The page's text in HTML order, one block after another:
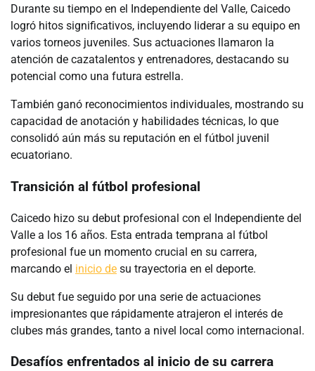
Durante su tiempo en el Independiente del Valle, Caicedo
logró hitos significativos, incluyendo liderar a su equipo en
varios torneos juveniles. Sus actuaciones llamaron la
atención de cazatalentos y entrenadores, destacando su
potencial como una futura estrella.
También ganó reconocimientos individuales, mostrando su
capacidad de anotación y habilidades técnicas, lo que
consolidó aún más su reputación en el fútbol juvenil
ecuatoriano.
Transición al fútbol profesional
Caicedo hizo su debut profesional con el Independiente del
Valle a los 16 años. Esta entrada temprana al fútbol
profesional fue un momento crucial en su carrera,
marcando el inicio de su trayectoria en el deporte.
Su debut fue seguido por una serie de actuaciones
impresionantes que rápidamente atrajeron el interés de
clubes más grandes, tanto a nivel local como internacional.
Desafíos enfrentados al inicio de su carrera